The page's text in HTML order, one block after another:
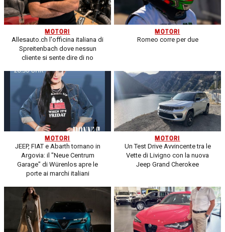
MOTORI
Allesauto.ch l'officina italiana di
Spreitenbach dove nessun
cliente si sente dire di no
MOTORI
Romeo corre per due
MOTORI
JEEP, FIAT e Abarth tornano in
Argovia: il "Neue Centrum
Garage" di Würenlos apre le
porte ai marchi italiani
MOTORI
Un Test Drive Avvincente tra le
Vette di Livigno con la nuova
Jeep Grand Cherokee